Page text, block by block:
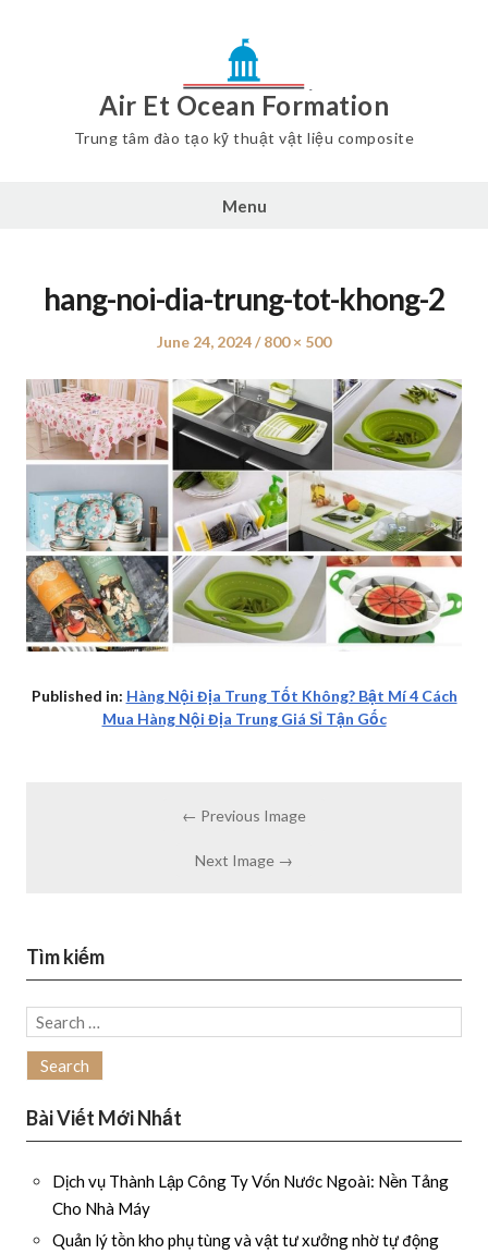
Air Et Ocean Formation
Trung tâm đào tạo kỹ thuật vật liệu composite
Menu
hang-noi-dia-trung-tot-khong-2
Posted
June 24, 2024
Full
800 × 500
Published in: Hàng Nội Địa Trung Tốt Không? Bật Mí 4 Cách
Mua Hàng Nội Địa Trung Giá Sỉ Tận Gốc
← Previous Image
Next Image →
Tìm kiếm
Search
for:
Bài Viết Mới Nhất
Dịch vụ Thành Lập Công Ty Vốn Nước Ngoài: Nền Tảng
Cho Nhà Máy
Quản lý tồn kho phụ tùng và vật tư xưởng nhờ tự động